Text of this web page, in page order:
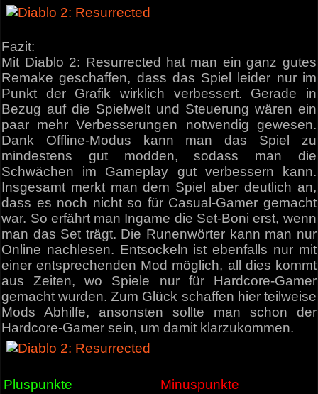
Fazit:
Mit Diablo 2: Resurrected hat man ein ganz gutes
Remake geschaffen, dass das Spiel leider nur im
Punkt der Grafik wirklich verbessert. Gerade in
Bezug auf die Spielwelt und Steuerung wären ein
paar mehr Verbesserungen notwendig gewesen.
Dank Offline-Modus kann man das Spiel zu
mindestens gut modden, sodass man die
Schwächen im Gameplay gut verbessern kann.
Insgesamt merkt man dem Spiel aber deutlich an,
dass es noch nicht so für Casual-Gamer gemacht
war. So erfährt man Ingame die Set-Boni erst, wenn
man das Set trägt. Die Runenwörter kann man nur
Online nachlesen. Entsockeln ist ebenfalls nur mit
einer entsprechenden Mod möglich, all dies kommt
aus Zeiten, wo Spiele nur für Hardcore-Gamer
gemacht wurden. Zum Glück schaffen hier teilweise
Mods Abhilfe, ansonsten sollte man schon der
Hardcore-Gamer sein, um damit klarzukommen.
Pluspunkte
Minuspunkte